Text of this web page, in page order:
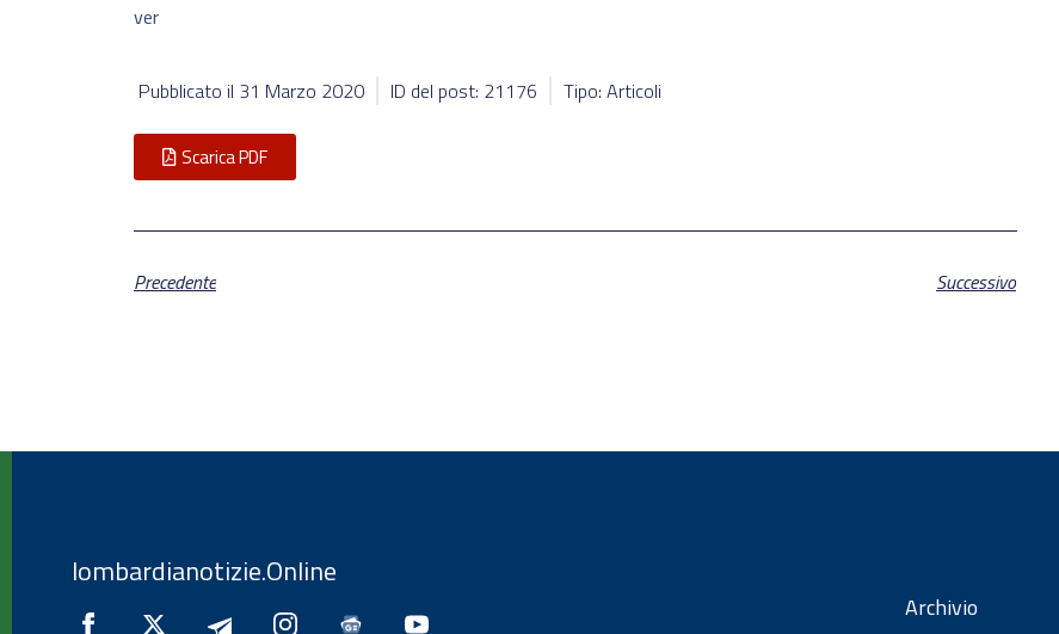
ver
Pubblicato il 31 Marzo 2020 ID del post: 21176 Tipo: Articoli
Scarica PDF
Precedente Successivo
lombardianotizie.Online
Archivio